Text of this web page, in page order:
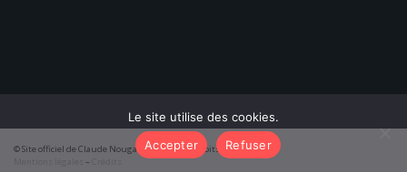
© Site officiel de Claude Nougaro 2026 – Tous droits réservés
–
Le site utilise des cookies.
Accepter
Refuser